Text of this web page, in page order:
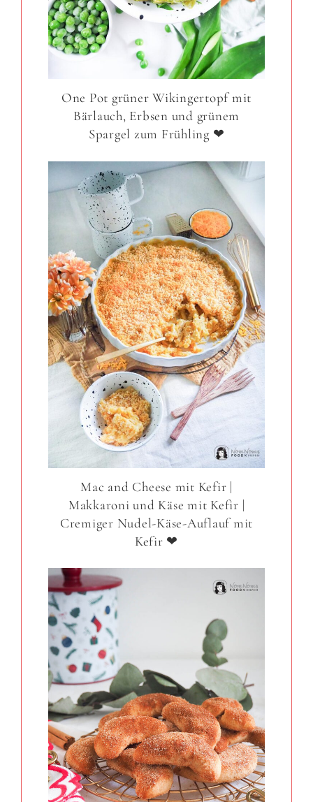
One Pot grüner Wikingertopf mit
Bärlauch, Erbsen und grünem
Spargel zum Frühling ❤
Mac and Cheese mit Kefir |
Makkaroni und Käse mit Kefir |
Cremiger Nudel-Käse-Auflauf mit
Kefir ❤